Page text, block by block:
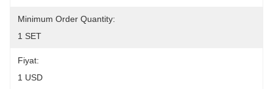
Minimum Order Quantity:
1 SET
Fiyat:
1 USD